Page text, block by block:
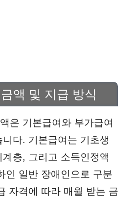
액 및 지급 방식
은 기본급여와 부가급여
다. 기본급여는 기초생
층, 그리고 소득인정액
인 일반 장애인으로 구분
자격에 따라 매월 받는 금